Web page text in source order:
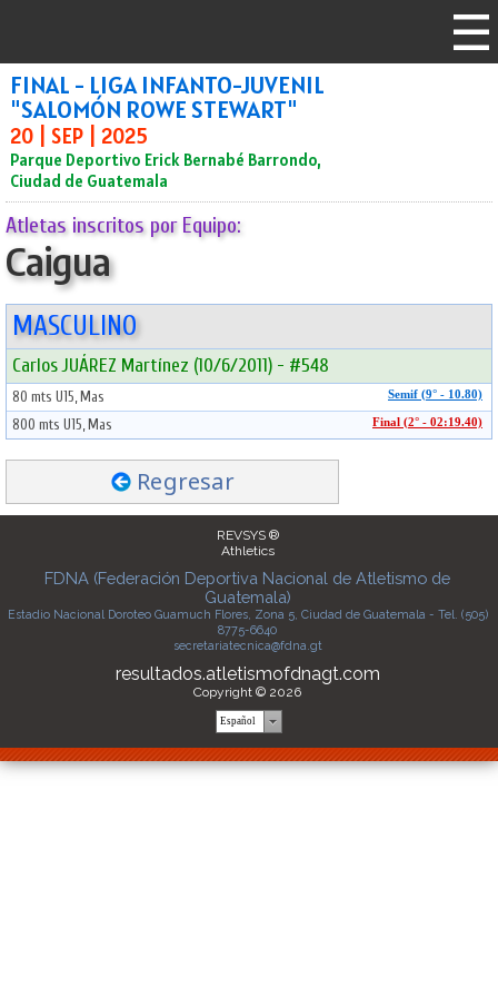
FINAL - LIGA INFANTO-JUVENIL
"SALOMÓN ROWE STEWART"
20 | SEP | 2025
Parque Deportivo Erick Bernabé Barrondo,
Ciudad de Guatemala
Atletas inscritos por Equipo:
Caigua
MASCULINO
Carlos JUÁREZ Martínez (10/6/2011) - #548
80 mts U15, Mas Semif (9° - 10.80)
800 mts U15, Mas Final (2° - 02:19.40)
Regresar
REVSYS ®
Athletics
FDNA (Federación Deportiva Nacional de Atletismo de
Guatemala)
Estadio Nacional Doroteo Guamuch Flores, Zona 5, Ciudad de Guatemala - Tel. (505)
8775-6640
secretariatecnica@fdna.gt
resultados.atletismofdnagt.com
Copyright © 2026